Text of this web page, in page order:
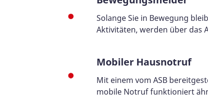
Solange Sie in Bewegung
Aktivitäten, werden über das
Mobiler Hausnotruf
Mit einem vom ASB
mobile Notruf funktioniert